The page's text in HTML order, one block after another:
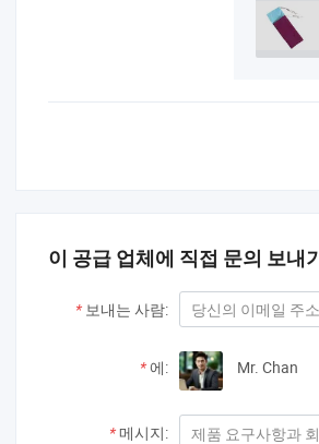
이 공급 업체에 직접 문의 보내기
* 보내는 사람:
*에: Mr. Chan
*메시지: